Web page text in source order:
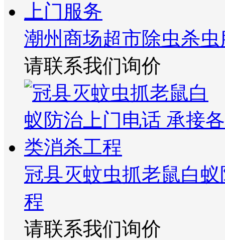
潮州商场超市除虫杀
请联系我们询价
冠县灭蚊虫抓老鼠白
程
请联系我们询价